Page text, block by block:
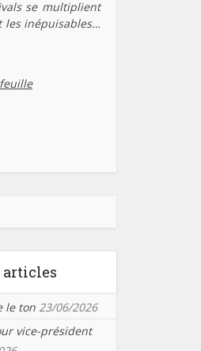
se multiplient
les inépuisables…
articles
le ton 23/06/2026
vice-président